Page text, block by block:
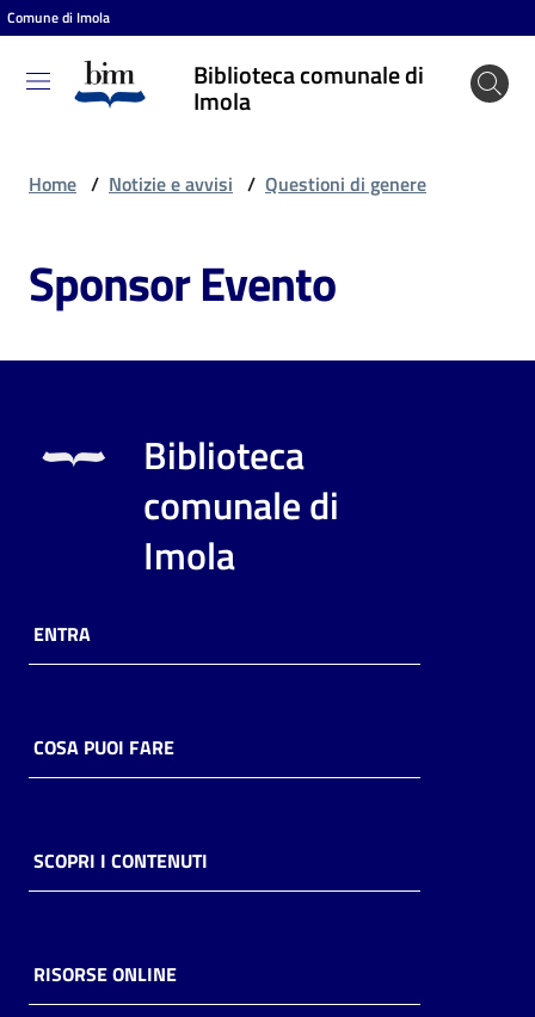
Vai al contenuto
Vai alla navigazione
Vai al footer
Comune di Imola
Biblioteca comunale di
Imola
Biblioteca
comunale
Entra
Cosa
Risorse
Casa
Archivio
storico
Home / Notizie e avvisi / Questioni di genere
Sponsor Evento
Biblioteca
comunale di
Imola
ENTRA
COSA PUOI FARE
SCOPRI I CONTENUTI
RISORSE ONLINE